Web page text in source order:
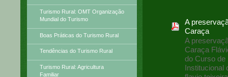
Turismo Rural: OMT Organização
Mundial do Turismo
Boas Práticas do Turismo Rural
Tendências do Turismo Rural
Turismo Rural: Agricultura
Familiar
A
Caraça
A
Caraça
do Curso de
Institucional